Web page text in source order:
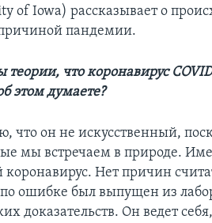
of Iowa) рассказывает о
пандемии.
что коронавирус
этом думаете?
что он не искусственный,
мы встречаем в природе.
Нет причин
по ошибке был выпущен из
доказательств. Он ведет